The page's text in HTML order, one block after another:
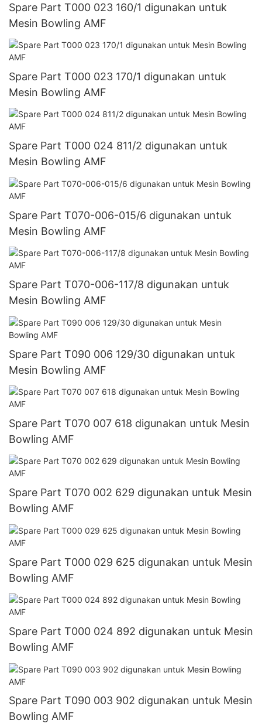
Spare Part T000 023 160/1 digunakan untuk
Mesin Bowling AMF
Spare Part T000 023 170/1 digunakan untuk
Mesin Bowling AMF
Spare Part T000 024 811/2 digunakan untuk
Mesin Bowling AMF
Spare Part T070-006-015/6 digunakan untuk
Mesin Bowling AMF
Spare Part T070-006-117/8 digunakan untuk
Mesin Bowling AMF
Spare Part T090 006 129/30 digunakan untuk
Mesin Bowling AMF
Spare Part T070 007 618 digunakan untuk Mesin
Bowling AMF
Spare Part T070 002 629 digunakan untuk Mesin
Bowling AMF
Spare Part T000 029 625 digunakan untuk Mesin
Bowling AMF
Spare Part T000 024 892 digunakan untuk Mesin
Bowling AMF
Spare Part T090 003 902 digunakan untuk Mesin
Bowling AMF